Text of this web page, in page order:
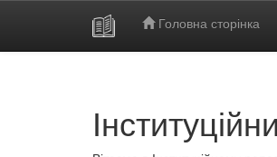
Головна сторінка